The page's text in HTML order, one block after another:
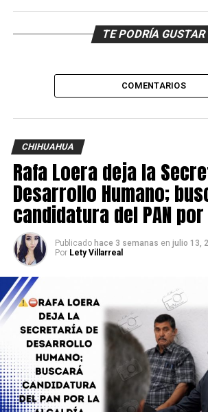
TE PODRÍA GUSTAR
COMENTARIOS
CHIHUAHUA
Rafa Loera deja la
Desarrollo Humano;
candidatura del PAN
Publicado hace 3 semanas en julio 13,
Por Lety Villarreal